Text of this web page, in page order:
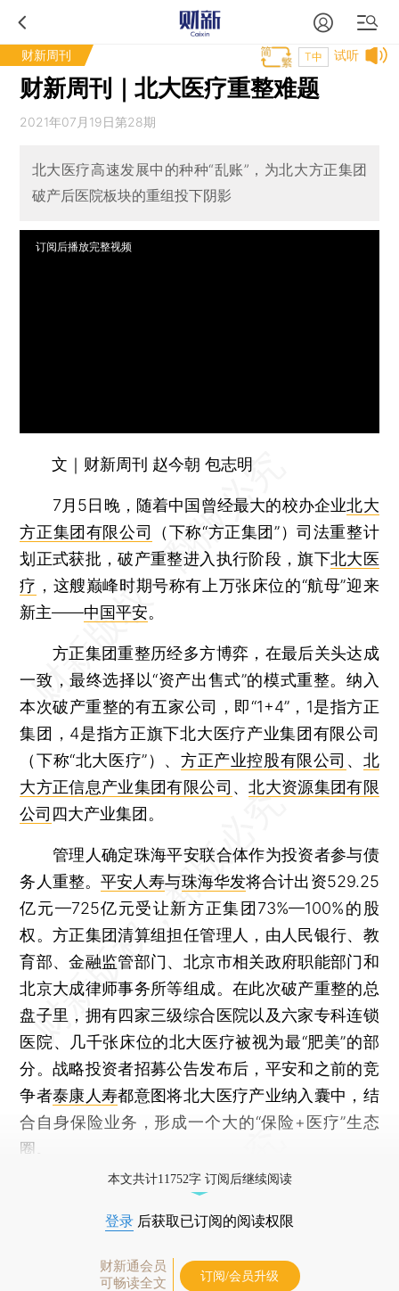
财新周刊 试听
T中
财新周刊｜北大医疗重整难题
2021年07月19日第28期
北大医疗高速发展中的种种“乱账”，为北大方正集团
破产后医院板块的重组投下阴影
订阅后播放完整视频
文｜财新周刊 赵今朝 包志明
7月5日晚，随着中国曾经最大的校办企业北大
方正集团有限公司
（下称“方正集团”）司法重整计
划正式获批，破产重整进入执行阶段，旗下北大医
疗 ，这艘巅峰时期号称有上万张床位的“航母”迎来
新主——中国平安。
方正集团重整历经多方博弈，在最后关头达成
一致，最终选择以“资产出售式”的模式重整。纳入
本次破产重整的有五家公司，即“1+4”，1是指方正
集团，4是指方正旗下北大医疗产业集团有限公司
（下称“北大医疗”）、 方正产业控股有限公司 、 北
大方正信息产业集团有限公司 、北大资源集团有限
公司 四大产业集团。
管理人确定珠海平安联合体作为投资者参与债
务人重整。 平安人寿与珠海华发将合计出资529.25
亿元—725亿元受让新方正集团73%—100%的股
权。方正集团清算组担任管理人，由人民银行、教
育部、金融监管部门、北京市相关政府职能部门和
北京大成律师事务所等组成。在此次破产重整的总
盘子里，拥有四家三级综合医院以及六家专科连锁
医院、几千张床位的北大医疗被视为最“肥美”的部
分。战略投资者招募公告发布后，平安和之前的竞
争者泰康人寿都意图将北大医疗产业纳入囊中，结
合自身保险业务，形成一个大的“保险+医疗”生态
圈。
本文共计11752字 订阅后继续阅读
登录 后获取已订阅的阅读权限
财新通会员
可畅读全文
订阅/会员升级